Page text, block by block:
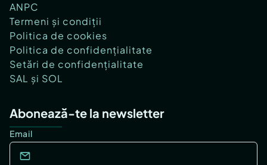
ANPC
Termeni și condiții
Politica de cookies
Politica de confidențialitate
Setări de confidențialitate
SAL și SOL
Abonează-te la newsletter
Email